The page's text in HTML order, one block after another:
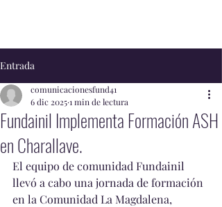
Entrada
Fundainil Implementa Formación ASH
en Charallave.
comunicacionesfund41
6 dic 20251 min de lectura
El equipo de comunidad Fundainil
llevó a cabo una jornada de formación
en la Comunidad La Magdalena,